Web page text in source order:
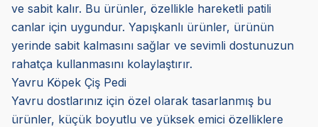
ve sabit kalır. Bu ürünler, özellikle hareketli patili
canlar için uygundur. Yapışkanlı ürünler, ürünün
yerinde sabit kalmasını sağlar ve sevimli dostunuzun
rahatça kullanmasını kolaylaştırır.
Yavru Köpek Çiş Pedi
Yavru dostlarınız için özel olarak tasarlanmış bu
ürünler, küçük boyutlu ve yüksek emici özelliklere